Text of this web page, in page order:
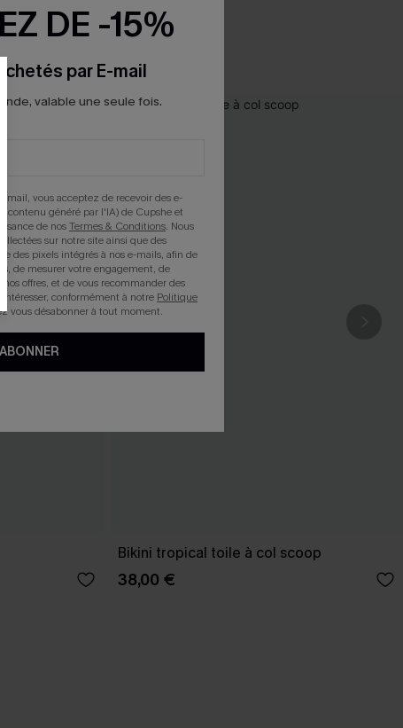
Bikini tropical toile à col scoop
38,00 €
DE -15%
par E-mail
valable une seule fois.
mail, vous acceptez de recevoir des e-
contenu généré par l'IA) de Cupshe et
de nosTermes & Conditions. Nous
sur notre site ainsi que des
des pixels intégrés à nos e-mails, afin de
de mesurer votre engagement, de
nos offres, et de vous recommander des
intéresser, conformément à notre Politique
vous désabonner à tout moment.